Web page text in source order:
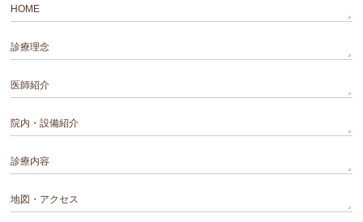
HOME
診療理念
医師紹介
院内・設備紹介
診療内容
地図・アクセス